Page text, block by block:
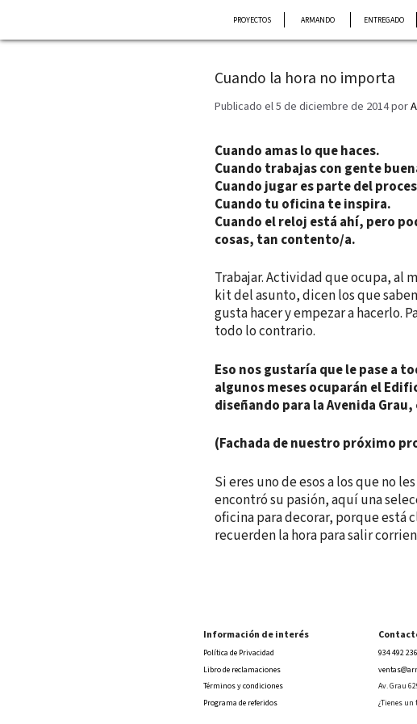
PROYECTOS ARMANDO ENTREGADO
contenido
Cuando la hora no importa
Publicado el 5 de diciembre de 2014por
Cuando amas lo que haces.
Cuando trabajas con gente
Cuando jugar es parte del
Cuando tu oficina te inspira.
Cuando el reloj está ahí, pero
cosas, tan contento/a.
Trabajar. Actividad que ocupa, al
kit del asunto, dicen los que
gusta hacer y empezar a hacerlo.
todo lo contrario.
Eso nos gustaría que le pase a
algunos meses ocuparán el
diseñando para la Avenida
(Fachada de nuestro próximo
Si eres uno de esos a los que no
encontró su pasión, aquí una
oficina para decorar, porque está
recuerden la hora para salir
Información de interés
Política de Privacidad
Libro de reclamaciones
Términos y condiciones
Programa de referidos
934 492 236
Av. Grau
¿Tienes un